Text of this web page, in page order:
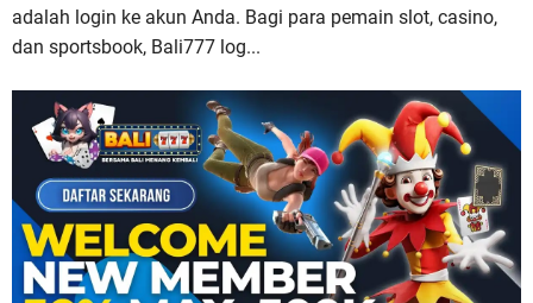
adalah login ke akun Anda. Bagi para pemain slot, casino,
dan sportsbook, Bali777 log...